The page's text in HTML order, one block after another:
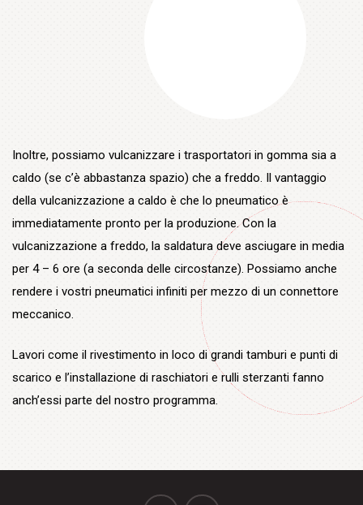
Inoltre, possiamo vulcanizzare i trasportatori in gomma sia a
caldo (se c’è abbastanza spazio) che a freddo. Il vantaggio
della vulcanizzazione a caldo è che lo pneumatico è
immediatamente pronto per la produzione. Con la
vulcanizzazione a freddo, la saldatura deve asciugare in media
per 4 – 6 ore (a seconda delle circostanze). Possiamo anche
rendere i vostri pneumatici infiniti per mezzo di un connettore
meccanico.
Lavori come il rivestimento in loco di grandi tamburi e punti di
scarico e l’installazione di raschiatori e rulli sterzanti fanno
anch’essi parte del nostro programma.